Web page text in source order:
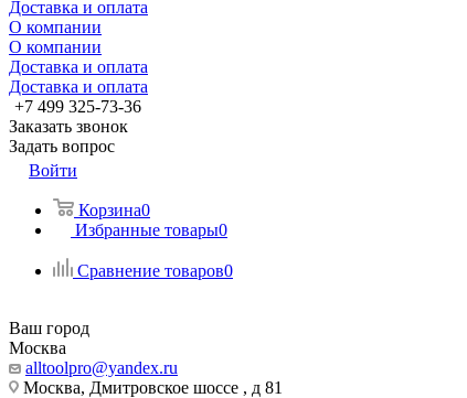
Доставка и оплата
О компании
О компании
Доставка и оплата
Доставка и оплата
+7 499 325-73-36
Заказать звонок
Задать вопрос
Войти
Корзина0
Избранные товары0
Сравнение товаров0
Ваш город
Москва
alltoolpro@yandex.ru
Москва, Дмитровское шоссе , д 81